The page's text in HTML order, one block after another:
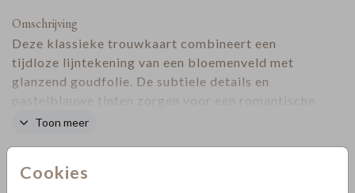
Cookies
Omschrijving
Deze klassieke trouwkaart combineert een
tijdloze lijntekening van een bloemenveld met
glanzend goudfolie. De subtiele details en
pastelblauwe tinten zorgen voor een romantische
uitstraling. Het ontwerp straalt rust, klasse en
Toon meer
Collectie